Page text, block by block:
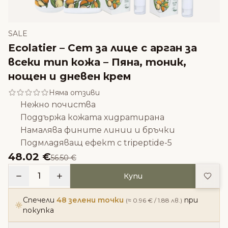
SALE
Ecolatier – Сет за лице с арган за
всеки тип кожа – Пяна, тоник,
нощен и дневен крем
Няма отзиви
Нежно почиства
Поддържа кожата хидратирана
Намалява фините линии и бръчки
Подмладяващ ефект с tripeptide-5
48.02 €56.50 €
1 Купи
Спечели 48 зелени точки (≈ 0.96 € / 1.88 лв.) при
покупка